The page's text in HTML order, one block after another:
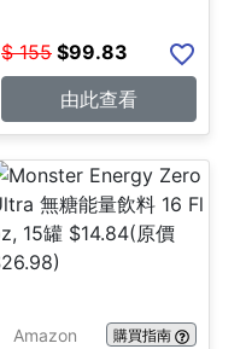
$ 155 $99.83
由此查看
Amazon 購買指南